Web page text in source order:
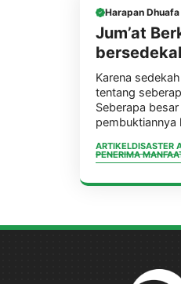
Harapan Dhuafa
Jum’at
Karena
tentang
Seberapa
pembuktiannya
ARTIKELDISASTER
PENERIMA